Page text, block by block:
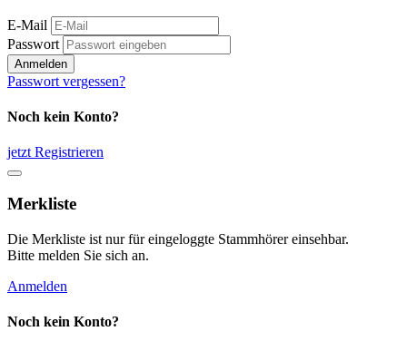
E-Mail
Passwort
Anmelden
Passwort vergessen?
Noch kein Konto?
jetzt Registrieren
Merkliste
Die Merkliste ist nur für eingeloggte Stammhörer einsehbar.
Bitte melden Sie sich an.
Anmelden
Noch kein Konto?